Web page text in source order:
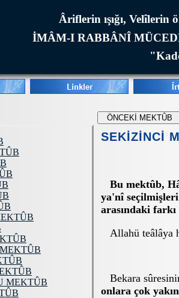
Âriflerin ışığı, Velîlerin
İMÂM-I RABBÂNÎ
MEKTÛB